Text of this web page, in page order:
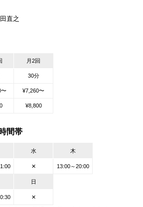
直之
月2回
30分
〜 ¥7,260〜
¥8,800
間帯
水 木
✕ 13:00～20:00
日
✕